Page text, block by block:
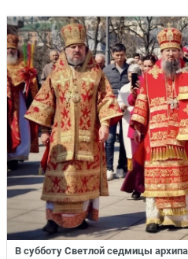
В субботу Светлой седмицы